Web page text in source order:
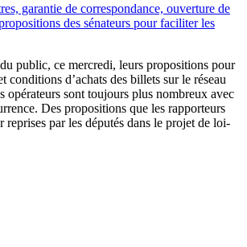
garantie de correspondance, ouverture de
des sénateurs pour faciliter les
public, ce mercredi, leurs propositions pour
conditions d’achats des billets sur le réseau
opérateurs sont toujours plus nombreux avec
Des propositions que les rapporteurs
reprises par les députés dans le projet de loi-